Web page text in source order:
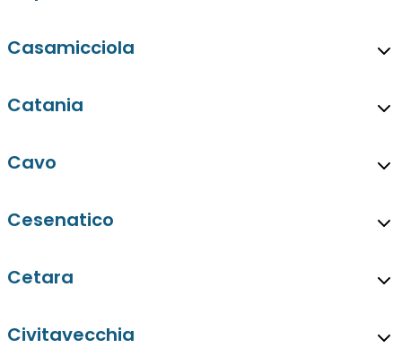
Casamicciola
Catania
Cavo
Cesenatico
Cetara
Civitavecchia